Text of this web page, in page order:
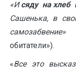
«Исяду на хлеб
Сашенька, в
самозабвение»
обитатели»).
«Все это